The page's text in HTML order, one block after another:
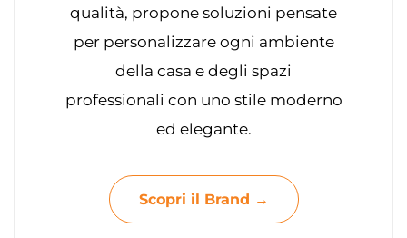
qualità, propone soluzioni pensate
per personalizzare ogni ambiente
della casa e degli spazi
professionali con uno stile moderno
ed elegante.
Scopri il Brand →